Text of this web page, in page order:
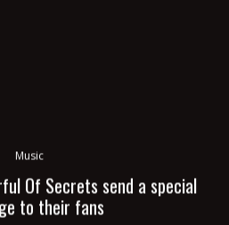
Music
Of Secrets send a special
to their fans